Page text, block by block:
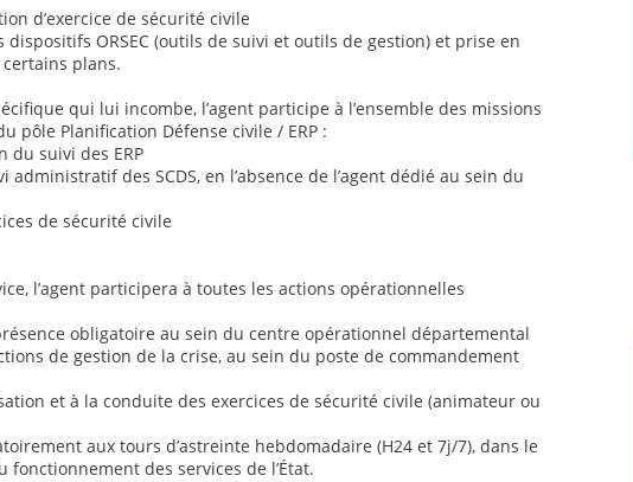
d’exercice de sécurité civile
dispositifs ORSEC (outils de suivi et outils de gestion) et prise en
plans.
qui lui incombe, l’agent participe à l’ensemble des missions
pôle Planification Défense civile / ERP :
du suivi des ERP
administratif des SCDS, en l’absence de l’agent dédié au sein du
de sécurité civile
l’agent participera à toutes les actions opérationnelles
obligatoire au sein du centre opérationnel départemental
de gestion de la crise, au sein du poste de commandement
et à la conduite des exercices de sécurité civile (animateur ou
aux tours d’astreinte hebdomadaire (H24 et 7j/7), dans le
des services de l’État.